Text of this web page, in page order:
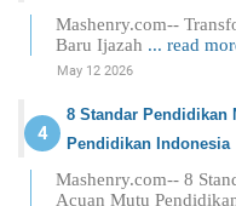
Mashenry.com--
Baru Ijazah ... read
May 12 2026
8 Standar Pendidikan
Pendidikan Indonesia
Mashenry.com-- 8
Acuan Mutu